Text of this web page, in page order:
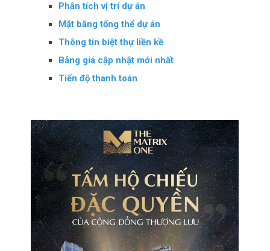
Phân tích vị trí dự án
Mặt bằng tổng thể dự án
Thông tin biệt thự liền kề
Bảng giá cập nhật mới nhất
Tiến độ thanh toán